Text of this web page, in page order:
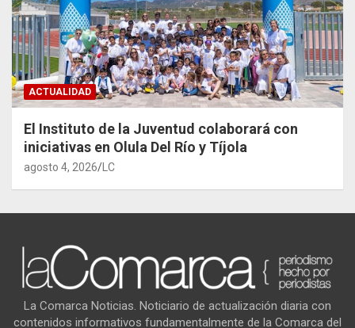
ACTUALIDAD
El Instituto de la Juventud colaborará con
iniciativas en Olula Del Río y Tíjola
agosto 4, 2026 LC
La Comarca Noticias. Noticiario de actualización diaria con
contenidos informativos fundamentalmente de la Comarca del